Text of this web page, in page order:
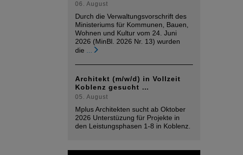
06. August
Durch die Verwaltungsvorschrift des
Ministeriums für Kommunen, Bauen,
Wohnen und Kultur vom 24. Juni
2026 (MinBl. 2026 Nr. 13) wurden
die
Architekt (m/w/d) in Vollzeit
Koblenz gesucht …
05. August
Mplus Architekten sucht ab Oktober
2026 Unterstüzung für Projekte in
den Leistungsphasen 1-8 in Koblenz.